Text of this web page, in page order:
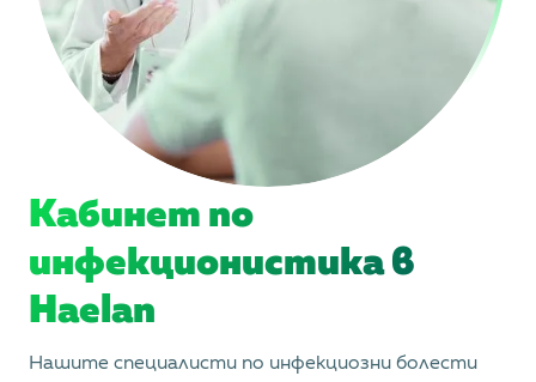
Кабинет по
инфекционистика в
Haelan
Нашите специалисти по инфекциозни болести